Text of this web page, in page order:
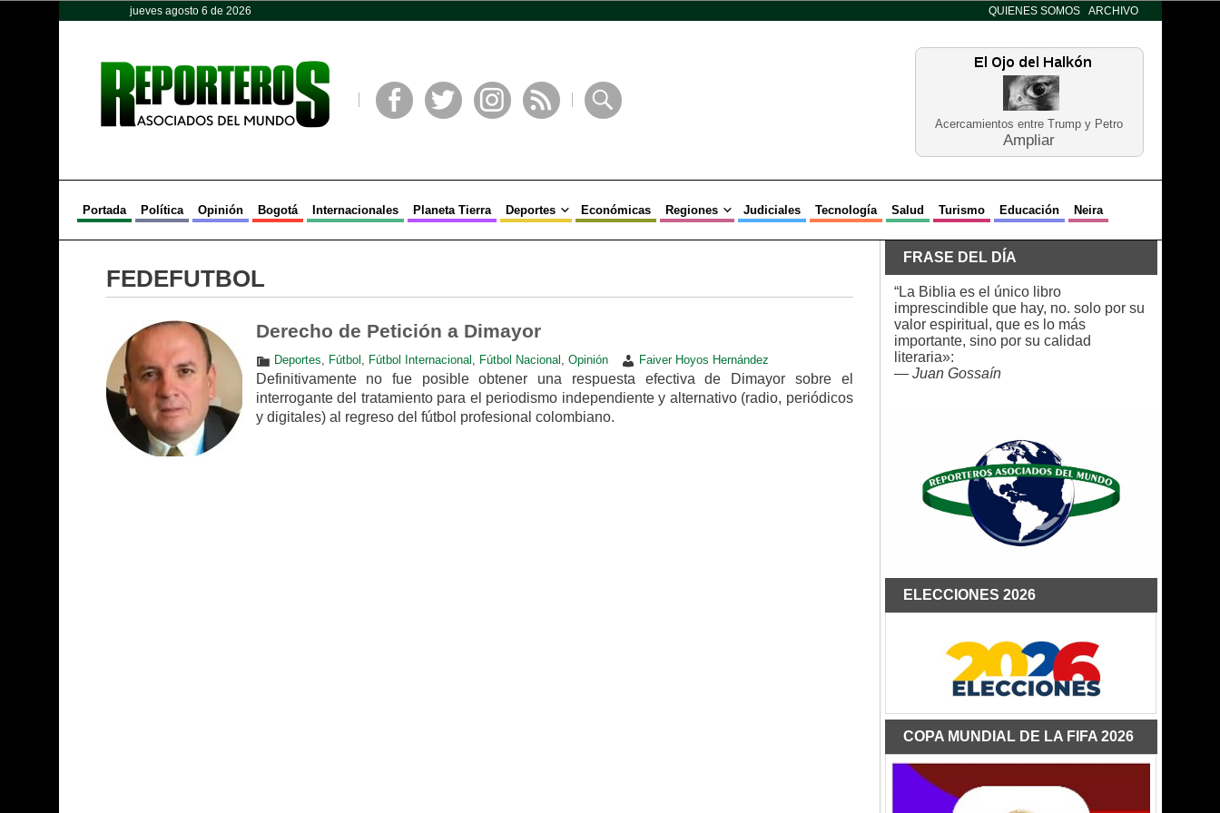
jueves agosto 6 de 2026 QUIENES SOMOS ARCHIVO
Acercamientos entre Trump y Petro
Ampliar
Portada Política Opinión Bogotá Internacionales Planeta Tierra Deportes Económicas Regiones Judiciales Tecnología Salud Turismo Educación Neira
FEDEFUTBOL
Derecho de Petición a Dimayor
Deportes, Fútbol , Fútbol Internacional , Fútbol Nacional , Opinión Faiver Hoyos Hernández
Definitivamente no fue posible obtener una respuesta efectiva de Dimayor sobre el
interrogante del tratamiento para el periodismo independiente y alternativo (radio, periódicos
y digitales) al regreso del fútbol profesional colombiano.
FRASE DEL DÍA
“La Biblia es el único libro
imprescindible que hay, no. solo por su
valor espiritual, que es lo más
importante, sino por su calidad
literaria»:
— Juan Gossaín
ELECCIONES 2026
COPA MUNDIAL DE LA FIFA 2026
Opinión Política